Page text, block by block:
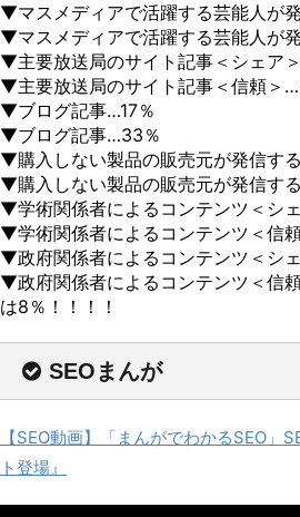
▼マスメディアで活躍する芸能人が
▼マスメディアで活躍する芸能人が
▼主要放送局のサイト記事＜シェア
▼主要放送局のサイト記事＜信頼＞
▼ブログ記事…17％
▼ブログ記事…33％
▼購入しない製品の販売元が発信す
▼購入しない製品の販売元が発信す
▼学術関係者によるコンテンツ＜シ
▼学術関係者によるコンテンツ＜信
▼政府関係者によるコンテンツ＜シ
▼政府関係者によるコンテンツ＜信
は8％！！！！
SEOまんが
【SEO動画】「まんがでわかるSEO
ト登場』